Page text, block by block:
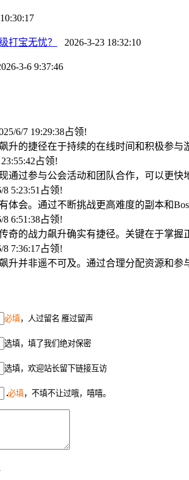
打宝无忧？ 2026-3-23 18:32:10
3-6 9:37:46
6/7 19:29:38占领!
升的捷径在于持续的在线时间和积极参与
占领!
通过参与公会活动和团队合作，可以更快
8 5:23:51占领!
会。通过不断挑战更高难度的副本和
8 6:51:38占领!
奇的战力飙升确实有捷径。关键在于掌握
8 7:36:17占领!
升并非遥不可及。通过合理分配资源和参
必填，人过留名 雁过留声
选填，填了我们绝对保密
选填，欢迎站长留下链接互访
必填，不填不让过哦，嘻嘻。